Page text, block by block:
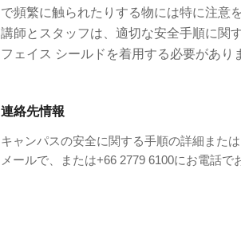
で頻繁に触られたりする物には特に注意
講師とスタッフは、適切な安全手順に関
フェイス シールドを着用する必要があり
連絡先情報
キャンパスの安全に関する手順の詳細また
メールで、または+66 2779 6100にお電話で